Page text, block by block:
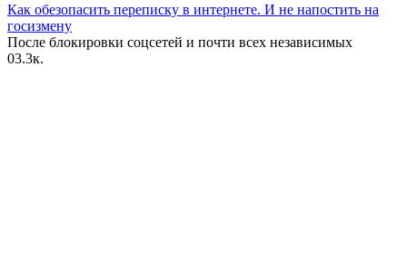
Как обезопасить переписку в интернете. И не напостить на
госизмену
После блокировки соцсетей и почти всех независимых
03.3к.